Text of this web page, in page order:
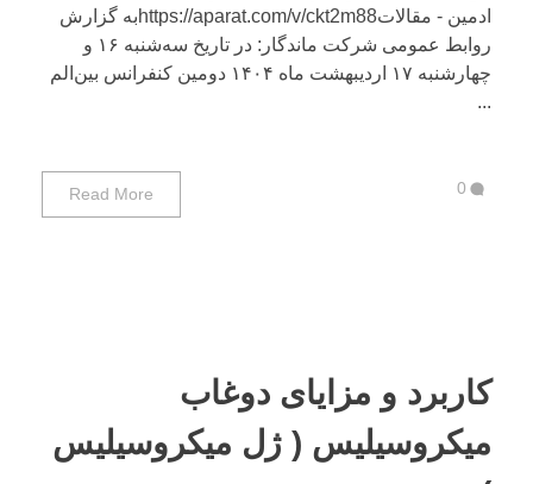
ادمین - مقالاتhttps://aparat.com/v/ckt2m88به گزارش
روابط عمومی شرکت ماندگار: در تاریخ سه‌شنبه ۱۶ و
چهارشنبه ۱۷ اردیبهشت ماه ۱۴۰۴ دومین کنفرانس بین‌الم
...
Read More 0
کاربرد و مزایای دوغاب
میکروسیلیس ( ژل میکروسیلیس